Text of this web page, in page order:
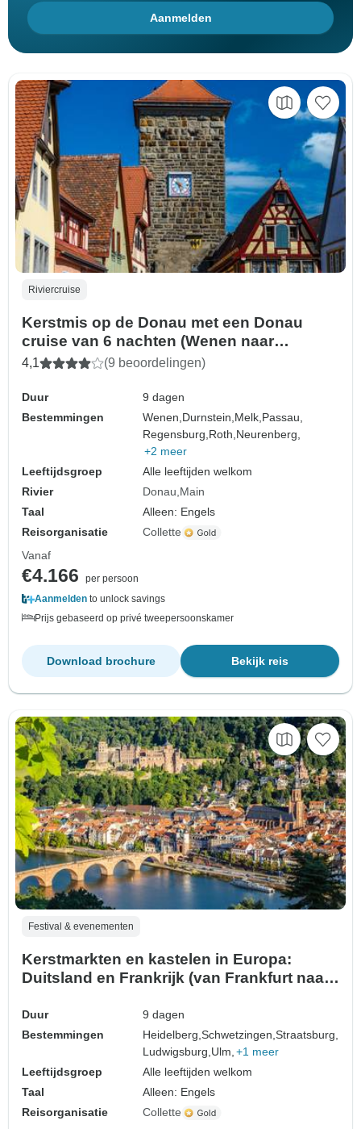
Aanmelden
Riviercruise
Kerstmis op de Donau met een Donau
cruise van 6 nachten (Wenen naar
Wurzburg) (2027)
4,1 (9 beoordelingen)
Duur
9 dagen
Bestemmingen
Wenen,Durnstein,Melk,Passau,
Regensburg,Roth,Neurenberg,
+2 meer
Leeftijdsgroep
Alle leeftijden welkom
Rivier
Donau Main
Taal
Alleen: Engels
Reisorganisatie
Collette
Vanaf
€4.166
per persoon
Aanmelden to unlock savings
Prijs gebaseerd op privé tweepersoonskamer
Bekijk reis
Download brochure
Festival & evenementen
Kerstmarkten en kastelen in Europa:
Duitsland en Frankrijk (van Frankfurt naar
Duur
9 dagen
Bestemmingen
Heidelberg,Schwetzingen,Straatsburg,
Ludwigsburg,Ulm, +1 meer
Leeftijdsgroep
Alle leeftijden welkom
Taal
Alleen: Engels
Reisorganisatie
Collette